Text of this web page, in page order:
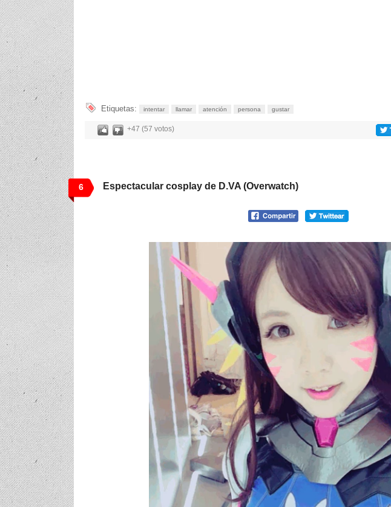
Etiquetas: intentar llamar atención persona gustar
+47 (57 votos)
6 Espectacular cosplay de D.VA (Overwatch)